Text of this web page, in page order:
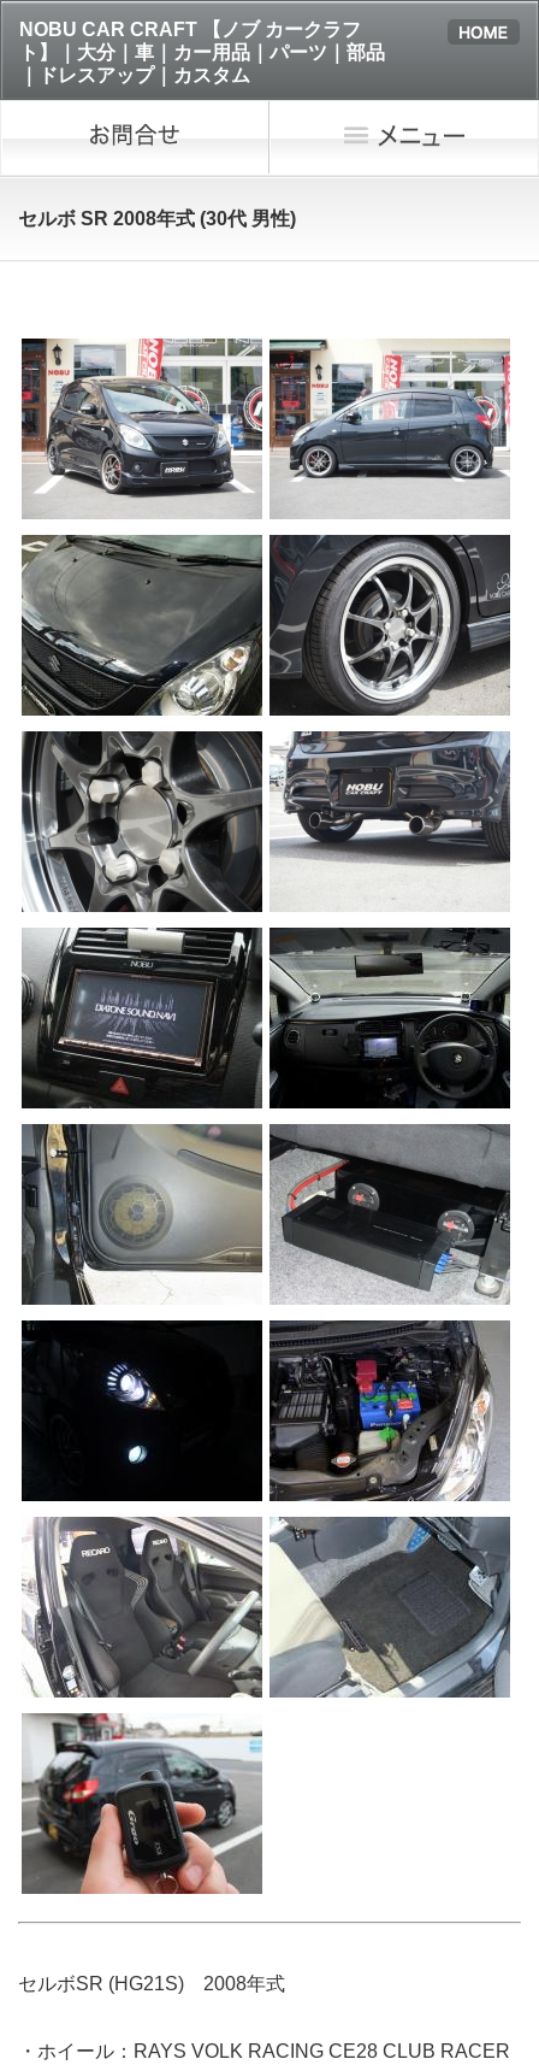
NOBU CAR CRAFT 【ノブ カークラフ
ト】｜大分｜車｜カー用品｜パーツ｜部品
｜ドレスアップ｜カスタム
セルボ SR 2008年式 (30代 男性)
セルボSR (HG21S) 2008年式
・ホイール：RAYS VOLK RACING CE28 CLUB RACER